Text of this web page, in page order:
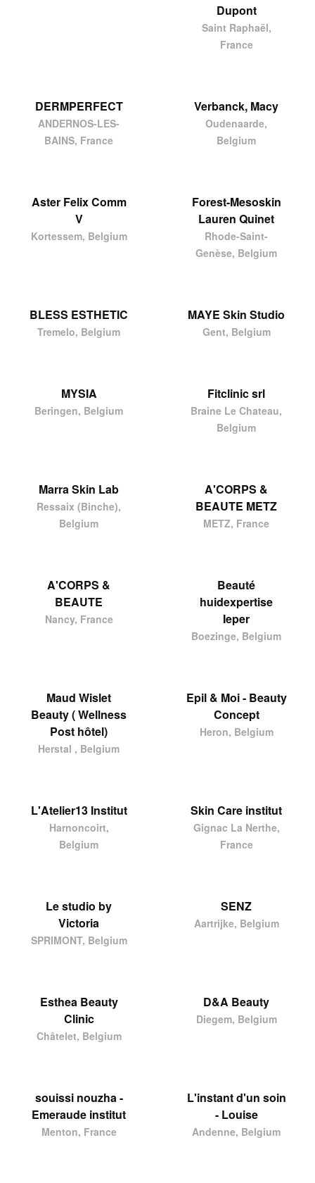
Dupont
Saint Raphaël,
France
DERMPERFECT
ANDERNOS-LES-
BAINS, France
Verbanck, Macy
Oudenaarde,
Belgium
Aster Felix Comm
V
Kortessem, Belgium
Forest-Mesoskin
Lauren Quinet
Rhode-Saint-
Genèse, Belgium
BLESS ESTHETIC
Tremelo, Belgium
MAYE Skin Studio
Gent, Belgium
MYSIA
Beringen, Belgium
Fitclinic srl
Braine Le Chateau,
Belgium
Marra Skin Lab
Ressaix (Binche),
Belgium
A'CORPS &
BEAUTE METZ
METZ, France
A'CORPS &
BEAUTE
Nancy, France
Beauté
huidexpertise
Ieper
Boezinge, Belgium
Maud Wislet
Beauty ( Wellness
Post hôtel)
Herstal , Belgium
Epil & Moi - Beauty
Concept
Heron, Belgium
L'Atelier13 Institut
Harnoncoirt,
Belgium
Skin Care institut
Gignac La Nerthe,
France
Le studio by
Victoria
SPRIMONT, Belgium
SENZ
Aartrijke, Belgium
Esthea Beauty
Clinic
Châtelet, Belgium
D&A Beauty
Diegem, Belgium
souissi nouzha -
Emeraude institut
Menton, France
L'instant d'un soin
- Louise
Andenne, Belgium